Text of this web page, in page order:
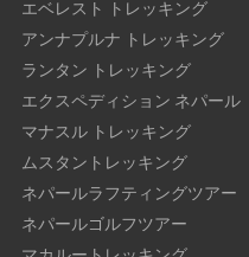
エベレスト トレッキング
アンナプルナ トレッキング
ランタン トレッキング
エクスペディション ネパール
マナスル トレッキング
ムスタントレッキング
ネパールラフティングツアー
ネパールゴルフツアー